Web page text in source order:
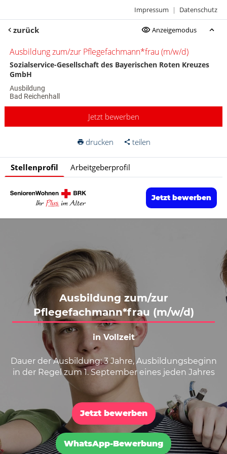
Impressum | Datenschutz
zurück Anzeigemodus
Ausbildung zum/zur Pflegefachmann*frau (m/w/d)
Sozialservice-Gesellschaft des Bayerischen Roten Kreuzes
GmbH
Ausbildung
Bad Reichenhall
Jetzt bewerben
drucken teilen
Stellenprofil Arbeitgeberprofil
Karte anzeigen